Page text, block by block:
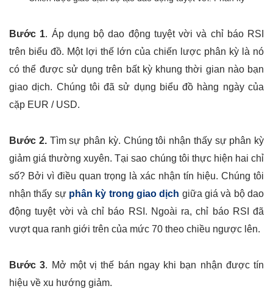
Bước 1. Áp dụng bộ dao động tuyệt vời và chỉ báo RSI
trên biểu đồ. Một lợi thế lớn của chiến lược phân kỳ là nó
có thể được sử dụng trên bất kỳ khung thời gian nào bạn
giao dịch. Chúng tôi đã sử dụng biểu đồ hàng ngày của
cặp EUR / USD.
Bước 2.Tìm sự phân kỳ. Chúng tôi nhận thấy sự phân kỳ
giảm giá thường xuyên. Tại sao chúng tôi thực hiện hai chỉ
số? Bởi vì điều quan trọng là xác nhận tín hiệu. Chúng tôi
nhận thấy sự phân kỳ trong giao dịch giữa giá và bộ dao
động tuyệt vời và chỉ báo RSI. Ngoài ra, chỉ báo RSI đã
vượt qua ranh giới trên của mức 70 theo chiều ngược lên.
Bước 3. Mở một vị thế bán ngay khi bạn nhận được tín
hiệu về xu hướng giảm.